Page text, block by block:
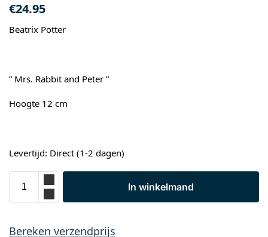
€24.95
Beatrix Potter
” Mrs. Rabbit and Peter ”
Hoogte 12 cm
Levertijd: Direct (1-2 dagen)
In winkelmand
Bereken verzendprijs